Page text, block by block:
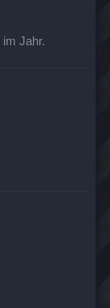
im Jahr.